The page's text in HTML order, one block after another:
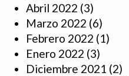
Abril 2022 (3)
Marzo 2022 (6)
Febrero 2022 (1)
Enero 2022 (3)
Diciembre 2021 (2)